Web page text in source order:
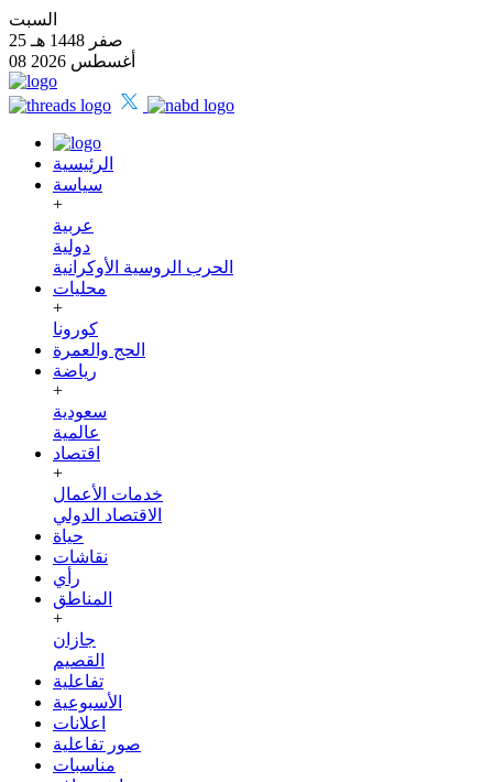
السبت
25 صفر 1448 هـ
08 أغسطس 2026
الرئيسية
سياسة
+
عربية
دولية
الحرب الروسية الأوكرانية
محليات
+
كورونا
الحج والعمرة
رياضة
+
سعودية
عالمية
اقتصاد
+
خدمات الأعمال
الاقتصاد الدولي
حياة
نقاشات
رأي
المناطق
+
جازان
القصيم
تفاعلية
الأسبوعية
اعلانات
صور تفاعلية
مناسبات